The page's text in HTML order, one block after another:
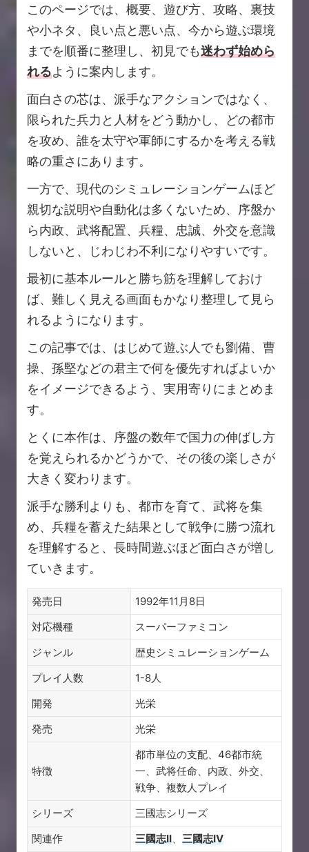
このページでは、概要、遊び方、攻略、裏技
や小ネタ、良い点と悪い点、今から遊ぶ環境
までを順番に整理し、初見でも迷わず始めら
れるように案内します。
面白さの芯は、派手なアクションではなく、
限られた兵力と人材をどう動かし、どの都市
を攻め、誰を太守や軍師にするかを考える戦
略の重さにあります。
一方で、現代のシミュレーションゲームほど
親切な説明や自動化は多くないため、序盤か
ら内政、武将配置、兵糧、忠誠、外交を意識
しないと、じわじわ不利になりやすいです。
最初に基本ルールと勝ち筋を理解しておけ
ば、難しく見える画面もかなり整理して見ら
れるようになります。
この記事では、はじめて遊ぶ人でも劉備、曹
操、孫堅などの君主で何を優先すればよいか
をイメージできるよう、実用寄りにまとめま
す。
とくに本作は、序盤の数年で国力の伸ばし方
を覚えられるかどうかで、その後の楽しさが
大きく変わります。
派手な勝利よりも、都市を育て、武将を集
め、兵糧を蓄えた結果として戦争に勝つ流れ
を理解すると、長時間遊ぶほど面白さが増し
ていきます。
発売日
1992年11月8日
対応機種
スーパーファミコン
ジャンル
歴史シミュレーションゲーム
プレイ人数
1-8人
開発
光栄
発売
光栄
特徴
都市単位の支配、46都市統
一、武将任命、内政、外交、
戦争、複数人プレイ
シリーズ
三國志シリーズ
関連作
三國志II、 三國志IV